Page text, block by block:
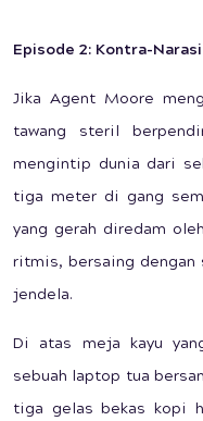
Episode 2: Kontra-
Jika Agent Moore
tawang steril
mengintip dunia dari
tiga meter di gang
yang gerah diredam
ritmis, bersaing dengan
jendela.
Di atas meja kayu
sebuah laptop tua
tiga gelas bekas kopi